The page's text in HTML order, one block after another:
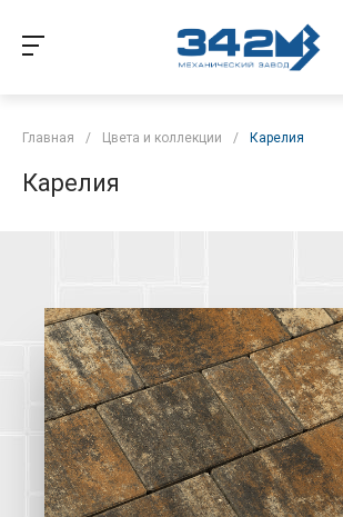
Главная / Цвета и коллекции / Карелия
Карелия